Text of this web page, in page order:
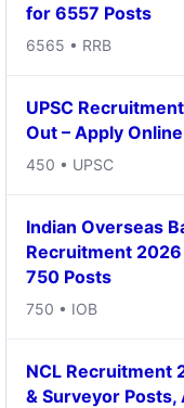
for 6557 Posts
6565 • RRB
UPSC
Out – Apply
450 • UPSC
Indian Overseas
Recruitment
750 Posts
750 • IOB
NCL Recruitment
& Surveyor